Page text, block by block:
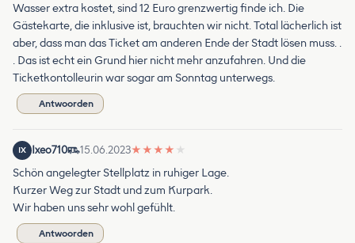
Wasser extra kostet, sind 12 Euro grenzwertig finde ich. Die
Gästekarte, die inklusive ist, brauchten wir nicht. Total lächerlich ist
aber, dass man das Ticket am anderen Ende der Stadt lösen muss. .
. Das ist echt ein Grund hier nicht mehr anzufahren. Und die
Ticketkontolleurin war sogar am Sonntag unterwegs.
Antwoorden
IX Ixeo710 15.06.2023★ ★ ★ ★ ★
Schön angelegter Stellplatz in ruhiger Lage.
Kurzer Weg zur Stadt und zum Kurpark.
Wir haben uns sehr wohl gefühlt.
Antwoorden